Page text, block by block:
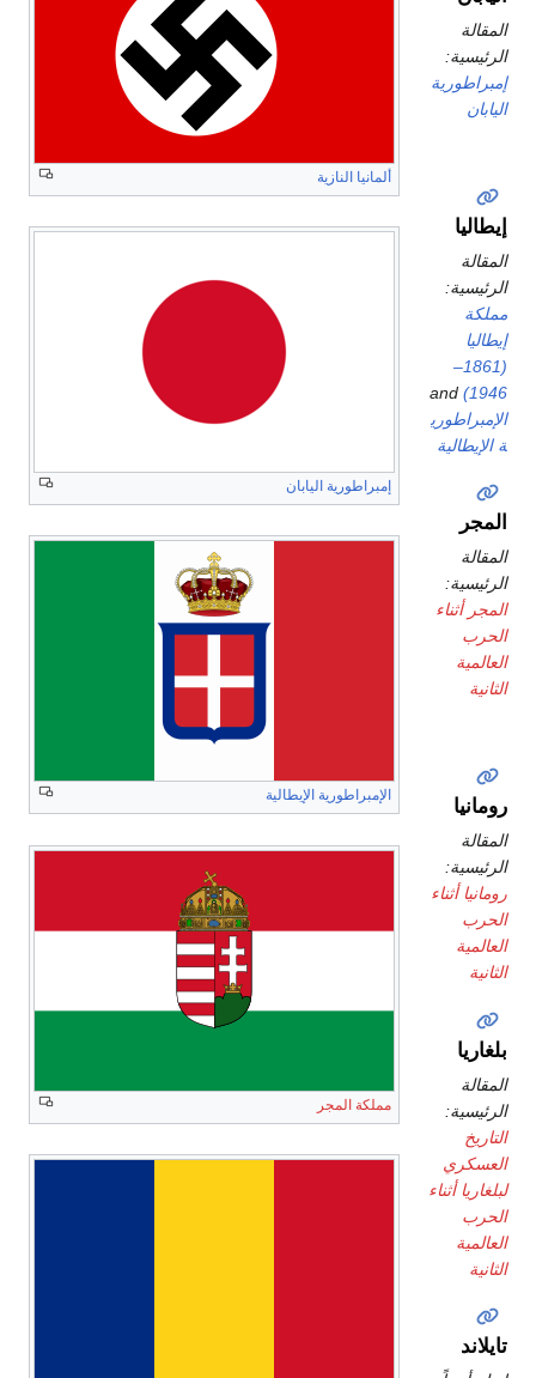
ألمانيا النازية
المقالة
الرئيسية:
إمبراطورية
اليابان
إمبراطورية اليابان
إيطاليا
المقالة
الرئيسية:
مملكة
إيطاليا
(1861–
1946)
الإمبراطوري
ة الإيطالية
الإمبراطورية الإيطالية
المجر
المقالة
الرئيسية:
المجر أثناء
الحرب
العالمية
الثانية
مملكة المجر
رومانيا
المقالة
الرئيسية:
رومانيا أثناء
الحرب
العالمية
الثانية
بلغاريا
المقالة
الرئيسية:
التاريخ
العسكري
لبلغاريا أثناء
الحرب
العالمية
الثانية
تايلاند